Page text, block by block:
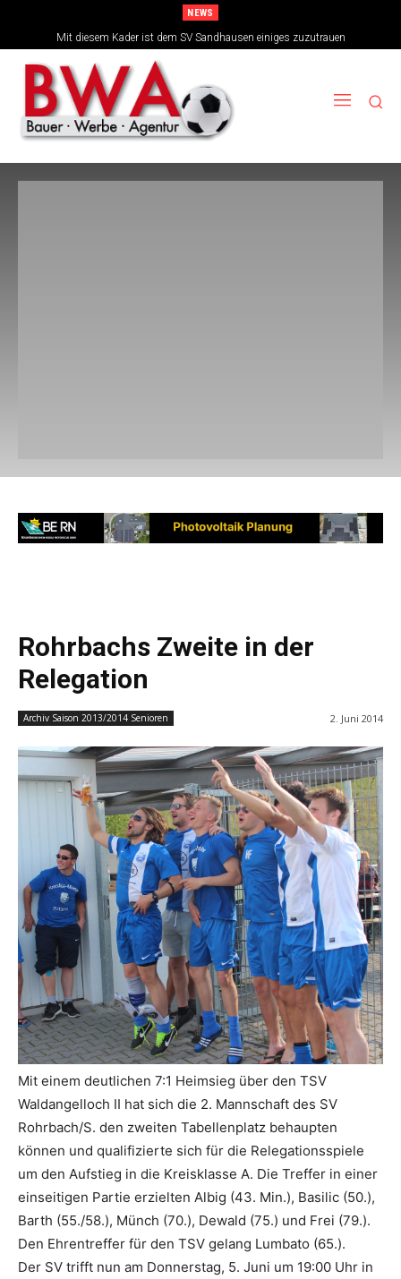
NEWS
Mit diesem Kader ist dem SV Sandhausen einiges zuzutrauen
Rohrbachs Zweite in der
Relegation
Archiv Saison 2013/2014 Senioren 2. Juni 2014
Mit einem deutlichen 7:1 Heimsieg über den TSV
Waldangelloch II hat sich die 2. Mannschaft des SV
Rohrbach/S. den zweiten Tabellenplatz behaupten
können und qualifizierte sich für die Relegationsspiele
um den Aufstieg in die Kreisklasse A. Die Treffer in einer
einseitigen Partie erzielten Albig (43. Min.), Basilic (50.),
Barth (55./58.), Münch (70.), Dewald (75.) und Frei (79.).
Den Ehrentreffer für den TSV gelang Lumbato (65.).
Der SV trifft nun am Donnerstag, 5. Juni um 19:00 Uhr in